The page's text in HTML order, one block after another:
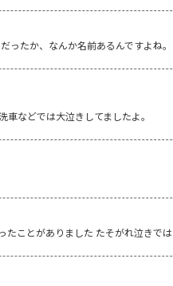
ったか、なんか名前あるんですよね
などでは大泣きしてましたよ。
ことがありました たそがれ泣きで